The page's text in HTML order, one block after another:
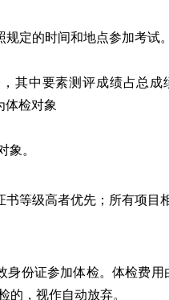
定的时间和地点参加考试。
其中要素测评成绩占总成
体检对象
象。
等级高者优先；所有项目
身份证参加体检。体检费用
的，视作自动放弃。